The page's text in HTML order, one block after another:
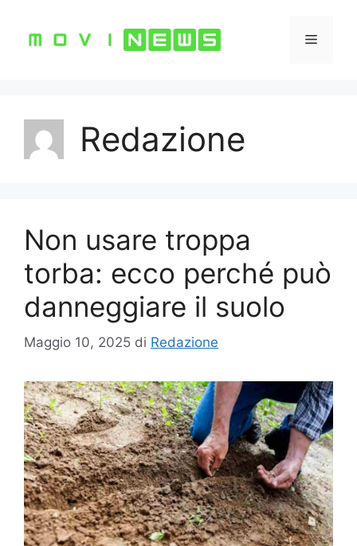
contenuto
Menu
Redazione
Non usare troppa
torba: ecco perché può
danneggiare il suolo
Maggio 10, 2025 di Redazione